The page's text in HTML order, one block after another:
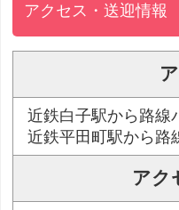
アクセス・送迎情報
近鉄白子駅から路線
近鉄平田町駅から路
アク